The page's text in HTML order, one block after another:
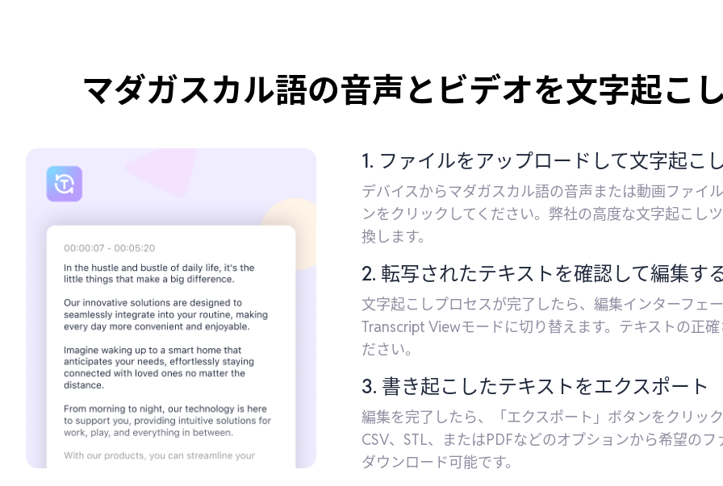
マダガスカル語の音声とビデオを文字起こ
1. ファイルをアップロードして文字起こ
デバイスからマダガスカル語の音声または動画ファイ
ンをクリックしてください。弊社の高度な文字起こし
換します。
2. 転写されたテキストを確認して編集す
文字起こしプロセスが完了したら、編集インターフェ
Transcript Viewモードに切り替えます。テキストの正
ださい。
3. 書き起こしたテキストをエクスポート
編集を完了したら、「エクスポート」ボタンをクリッ
CSV、STL、またはPDFなどのオプションから希望の
ダウンロード可能です。